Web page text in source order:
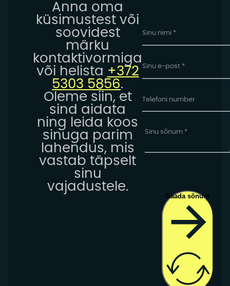
Anna oma
küsimustest või
soovidest
märku
kontaktivormiga
või helista +372
5303 5856.
Oleme siin, et
sind aidata
ning leida koos
sinuga parim
lahendus, mis
vastab täpselt
sinu
vajadustele.
Saada sõnum